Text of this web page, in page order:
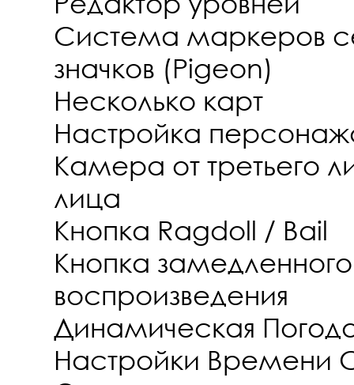
Система маркеров
значков (Pigeon)
Несколько карт
Настройка
Камера от третьего
лица
Кнопка Ragdoll / Bail
Кнопка замедленного
воспроизведения
Динамическая
Настройки Времени